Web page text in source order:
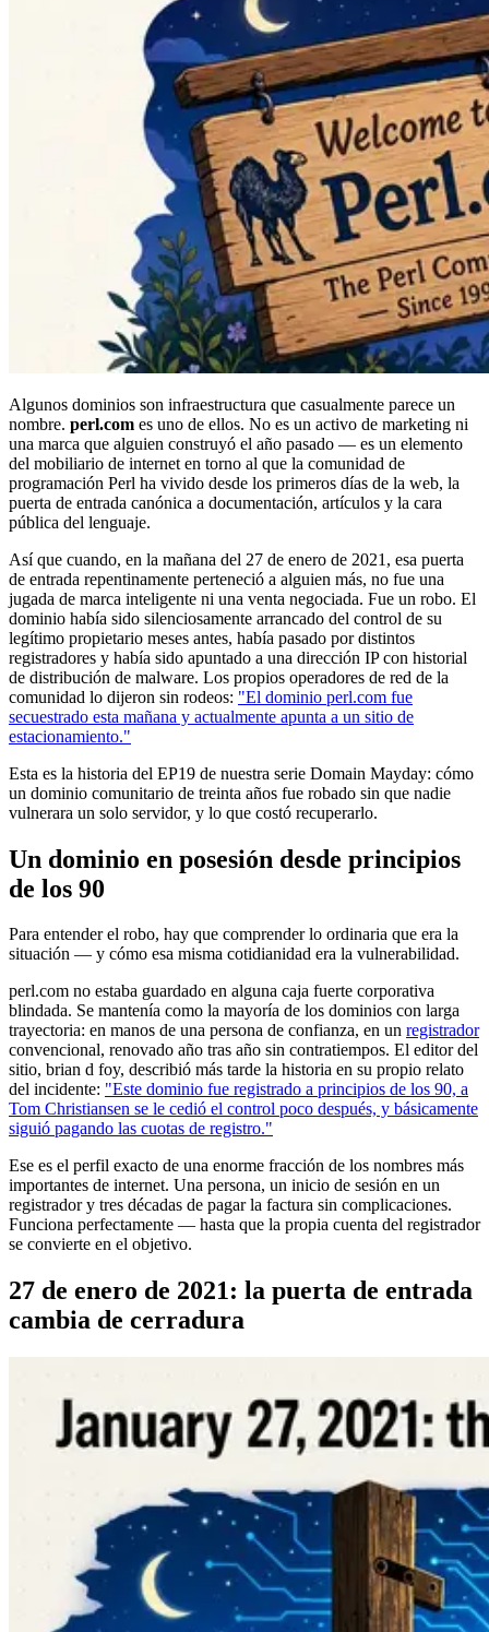
Algunos dominios son infraestructura que casualmente parece un
nombre. perl.com es uno de ellos. No es un activo de marketing ni
una marca que alguien construyó el año pasado — es un elemento
del mobiliario de internet en torno al que la comunidad de
programación Perl ha vivido desde los primeros días de la web, la
puerta de entrada canónica a documentación, artículos y la cara
pública del lenguaje.
Así que cuando, en la mañana del 27 de enero de 2021, esa puerta
de entrada repentinamente perteneció a alguien más, no fue una
jugada de marca inteligente ni una venta negociada. Fue un robo. El
dominio había sido silenciosamente arrancado del control de su
legítimo propietario meses antes, había pasado por distintos
registradores y había sido apuntado a una dirección IP con historial
de distribución de malware. Los propios operadores de red de la
comunidad lo dijeron sin rodeos: "El dominio perl.com fue
secuestrado esta mañana y actualmente apunta a un sitio de
estacionamiento."
Esta es la historia del EP19 de nuestra serie Domain Mayday: cómo
un dominio comunitario de treinta años fue robado sin que nadie
vulnerara un solo servidor, y lo que costó recuperarlo.
Un dominio en posesión desde principios
de los 90
Para entender el robo, hay que comprender lo ordinaria que era la
situación — y cómo esa misma cotidianidad era la vulnerabilidad.
perl.com no estaba guardado en alguna caja fuerte corporativa
blindada. Se mantenía como la mayoría de los dominios con larga
trayectoria: en manos de una persona de confianza, en un registrador
convencional, renovado año tras año sin contratiempos. El editor del
sitio, brian d foy, describió más tarde la historia en su propio relato
del incidente: "Este dominio fue registrado a principios de los 90, a
Tom Christiansen se le cedió el control poco después, y básicamente
siguió pagando las cuotas de registro."
Ese es el perfil exacto de una enorme fracción de los nombres más
importantes de internet. Una persona, un inicio de sesión en un
registrador y tres décadas de pagar la factura sin complicaciones.
Funciona perfectamente — hasta que la propia cuenta del registrador
se convierte en el objetivo.
27 de enero de 2021: la puerta de entrada
cambia de cerradura